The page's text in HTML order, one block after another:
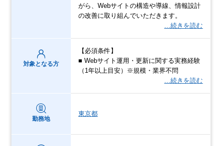
がら、Webサイトの構造や導線、情報設計
の改善に取り組んでいただきます。
…続きを読む
対象となる方
【必須条件】
■ Webサイト運用・更新に関する実務経験
（1年以上目安）※規模・業界不問
…続きを読む
勤務地
東京都